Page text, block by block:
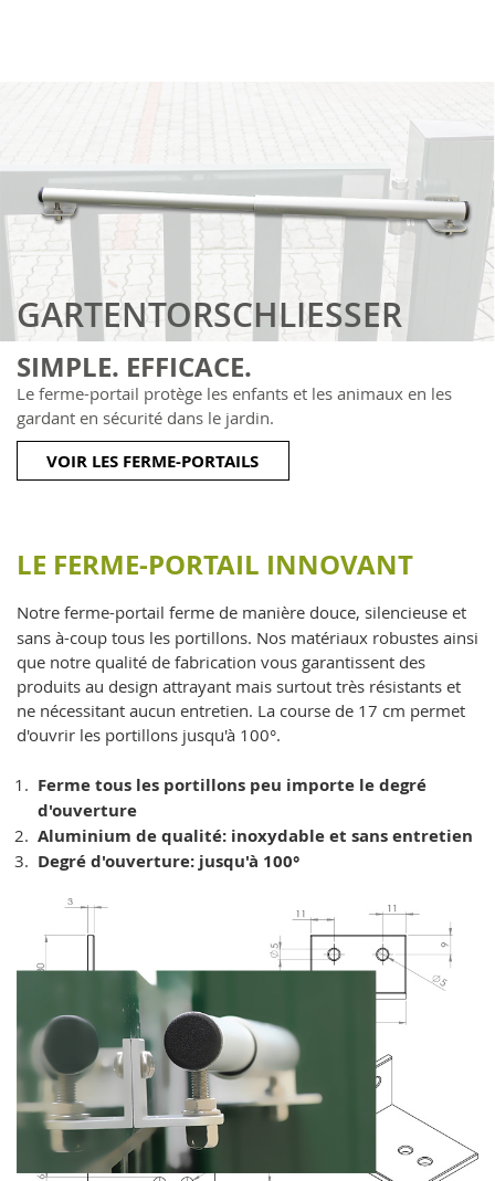
GARTENTORSCHLIESSER
SIMPLE. EFFICACE.
Le ferme-portail protège les enfants et les animaux en les
gardant en sécurité dans le jardin.
VOIR LES FERME-PORTAILS
LE FERME-PORTAIL INNOVANT
Notre ferme-portail ferme de manière douce, silencieuse et
sans à-coup tous les portillons. Nos matériaux robustes ainsi
que notre qualité de fabrication vous garantissent des
produits au design attrayant mais surtout très résistants et
ne nécessitant aucun entretien. La course de 17 cm permet
d'ouvrir les portillons jusqu'à 100°.
Ferme tous les portillons peu importe le degré
d'ouverture
Aluminium de qualité: inoxydable et sans entretien
Degré d'ouverture: jusqu'à 100°